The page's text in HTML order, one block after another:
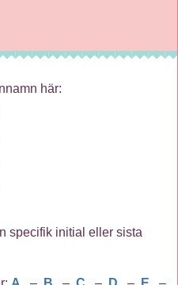
här:
specifik initial eller sista